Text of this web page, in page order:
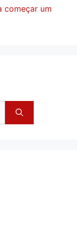
começar um